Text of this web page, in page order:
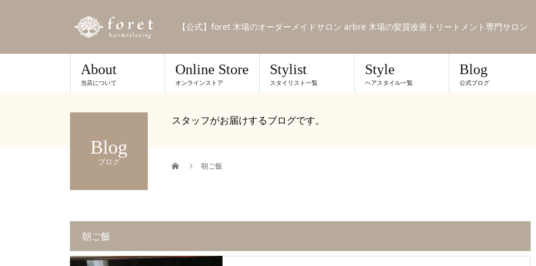
【公式】foret 木場のオーダーメイドサロン arbre 木場の髪質改善トリートメント専門サロン
About
当店について
Online Store
オンラインストア
Stylist
スタイリスト一覧
Style
ヘアスタイル一覧
Blog
公式ブログ
Blog
ブログ
スタッフがお届けするブログです。
朝ご飯
朝ご飯